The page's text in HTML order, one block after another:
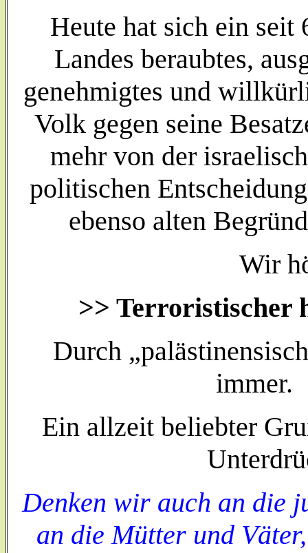
Heute hat sich ein seit
Landes beraubtes,
genehmigtes und
Volk gegen seine
mehr von der
politischen
ebenso alten
Wir
>> Terroristischer
Durch
Ein allzeit beliebter
Denken wir auch an die
an die Mütter und